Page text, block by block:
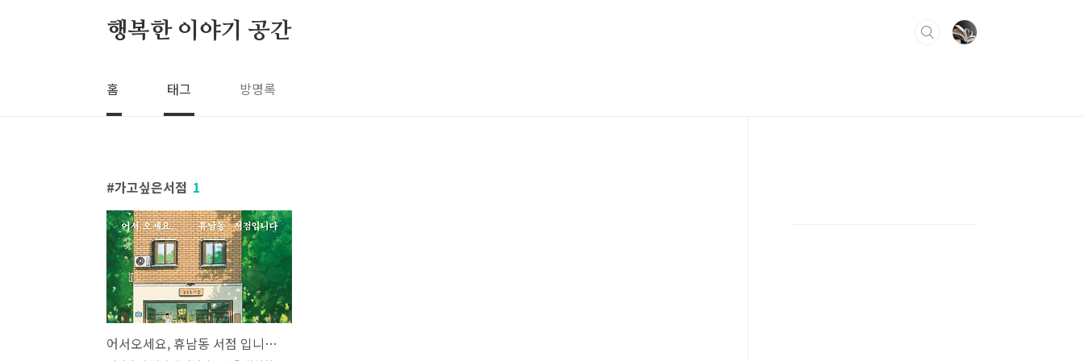
행복한 이야기 공간
홈 태그 방명록
가고싶은서점 1
어서오세요, 휴남동 서점 입니다. - 사람사는 모습